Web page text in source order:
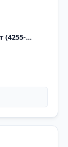
(4255-